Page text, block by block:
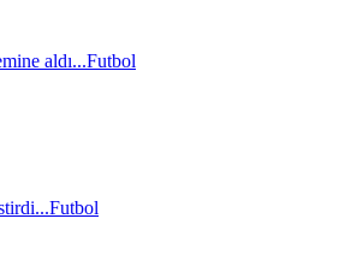
aldı...Futbol
Futbol